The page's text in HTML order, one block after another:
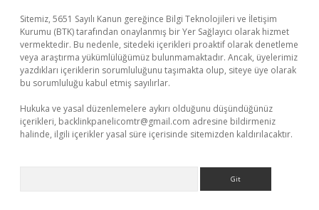
Sitemiz, 5651 Sayılı Kanun gereğince Bilgi Teknolojileri ve İletişim
Kurumu (BTK) tarafından onaylanmış bir Yer Sağlayıcı olarak hizmet
vermektedir. Bu nedenle, sitedeki içerikleri proaktif olarak denetleme
veya araştırma yükümlülüğümüz bulunmamaktadır. Ancak, üyelerimiz
yazdıkları içeriklerin sorumluluğunu taşımakta olup, siteye üye olarak
bu sorumluluğu kabul etmiş sayılırlar.
Hukuka ve yasal düzenlemelere aykırı olduğunu düşündüğünüz
içerikleri, backlinkpanelicomtr@gmail.com adresine bildirmeniz
halinde, ilgili içerikler yasal süre içerisinde sitemizden kaldırılacaktır.